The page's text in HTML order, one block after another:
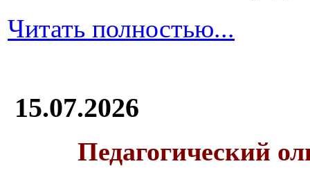
Читать полностью...
15.07.2026
Педагогический